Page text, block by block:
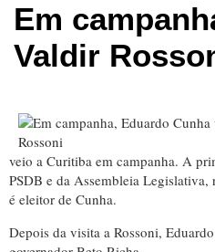
Em
Valdir
veio a Curitiba em campanha. A
PSDB e da Assembleia
é eleitor de Cunha.
Depois da visita a Rossoni,